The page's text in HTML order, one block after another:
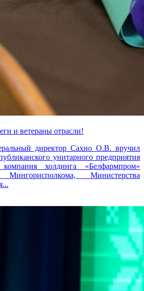
и ветераны отрасли!
директор Сахно О.В. вручил
унитарного предприятия
холдинга «Белфармпром»
Министерства